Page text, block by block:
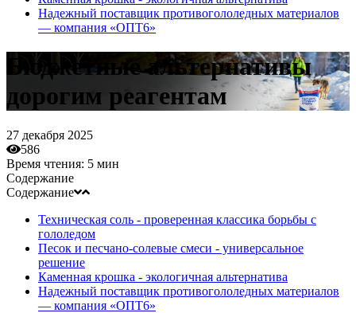
Надежный поставщик противогололедных материалов
— компания «ОПТ6»
Бюджетные альтернативы
дорогим реагентам
27 декабря 2025
586
Время чтения: 5 мин
Содержание
Содержание
Техническая соль - проверенная классика борьбы с
гололедом
Песок и песчано-солевые смеси - универсальное
решение
Каменная крошка - экологичная альтернатива
Надежный поставщик противогололедных материалов
— компания «ОПТ6»